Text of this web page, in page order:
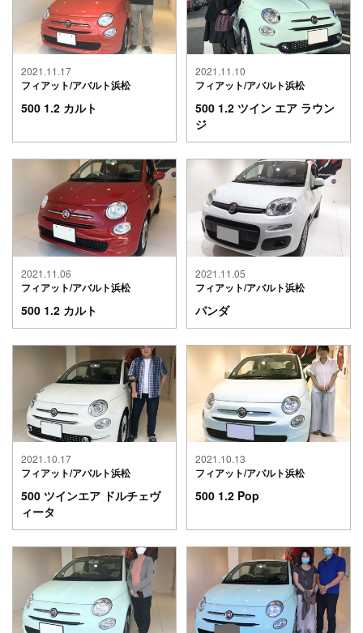
2021.11.17
フィアット/アバルト浜松
500 1.2 カルト
2021.11.10
フィアット/アバルト浜松
500 1.2 ツイン エア ラウン
ジ
2021.11.06
フィアット/アバルト浜松
500 1.2 カルト
2021.11.05
フィアット/アバルト浜松
パンダ
2021.10.17
フィアット/アバルト浜松
500 ツインエア ドルチェヴ
ィータ
2021.10.13
フィアット/アバルト浜松
500 1.2 Pop